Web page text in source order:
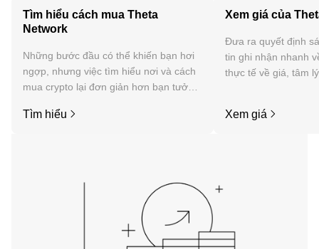
Tìm hiểu cách mua Theta
Network
Những bước đầu có thể khiến bạn hơi
ngợp, nhưng việc tìm hiểu nơi và cách
mua crypto lại đơn giản hơn bạn tưởng.
dụng di động OKX hoặc ngay tại đây
Tìm hiểu
Xem giá của
Đưa ra quyết định
tin ghi nhận nhanh
thực tế về giá, tâm
Xem giá